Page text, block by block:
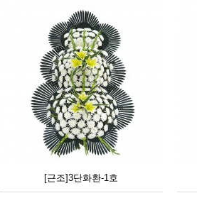
[근조]3단화환-1호